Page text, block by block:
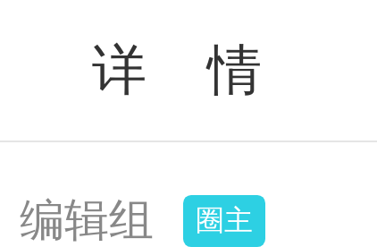
详 情
编辑组 圈主